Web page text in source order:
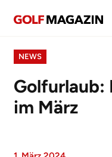
NEWS
Golfurlaub:
im März